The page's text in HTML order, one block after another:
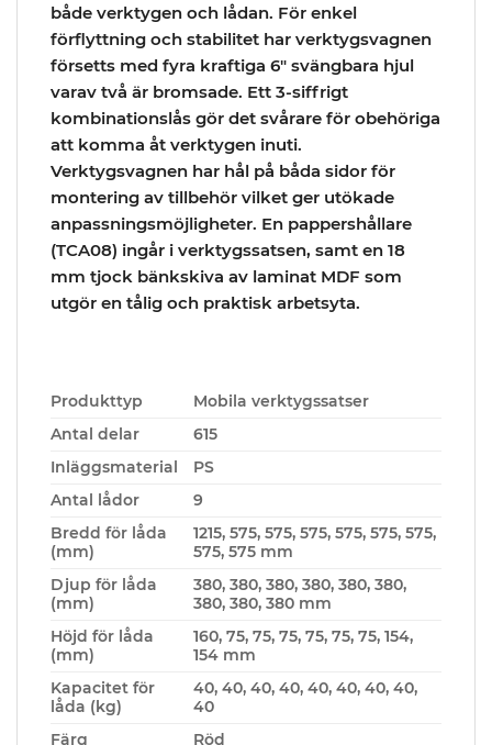
både verktygen och lådan. För enkel
förflyttning och stabilitet har verktygsvagnen
försetts med fyra kraftiga 6″ svängbara hjul
varav två är bromsade. Ett 3-siffrigt
kombinationslås gör det svårare för obehöriga
att komma åt verktygen inuti.
Verktygsvagnen har hål på båda sidor för
montering av tillbehör vilket ger utökade
anpassningsmöjligheter. En pappershållare
(TCA08) ingår i verktygssatsen, samt en 18
mm tjock bänkskiva av laminat MDF som
utgör en tålig och praktisk arbetsyta.
Produkttyp
Mobila verktygssatser
Antal delar
615
Inläggsmaterial
PS
Antal lådor
9
Bredd för låda
(mm)
1215, 575, 575, 575, 575, 575, 575,
575, 575 mm
Djup för låda
(mm)
380, 380, 380, 380, 380, 380,
380, 380, 380 mm
Höjd för låda
(mm)
160, 75, 75, 75, 75, 75, 75, 154,
154 mm
Kapacitet för
låda (kg)
40, 40, 40, 40, 40, 40, 40, 40,
40
Färg
Röd